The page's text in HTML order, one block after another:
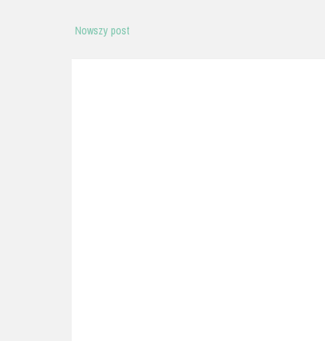
Nowszy post